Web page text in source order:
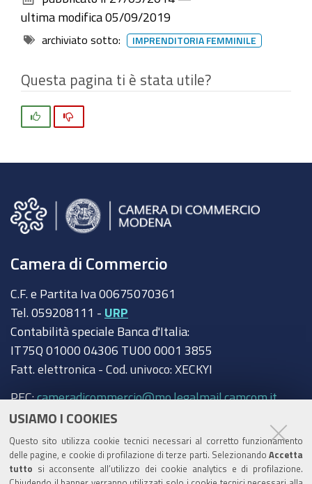
USIAMO I COOKIES
Questo sito utilizza cookie tecnici necessari al corretto funzionamento
delle pagine, e cookie di profilazione di terze parti. Selezionando Accetta
tutto si acconsente all’utilizzo dei cookie analytics e di profilazione.
documento
ultima modifica 05/09/2019
archiviato sotto: IMPRENDITORIA FEMMINILE
Questa pagina ti è stata utile?
Camera di Commercio
C.F. e Partita Iva 00675070361
Tel. 059208111 - URP
Contabilità speciale Banca d'Italia:
IT75Q 01000 04306 TU00 0001 3855
Fatt. elettronica - Cod. univoco: XECKYI
PEC:cameradicommercio@mo.legalmail.camcom.it
Trasparenza
Amministrazione trasparente